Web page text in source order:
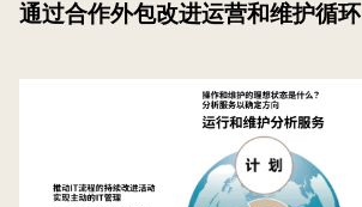
通过合作外包改进运营和维护循环